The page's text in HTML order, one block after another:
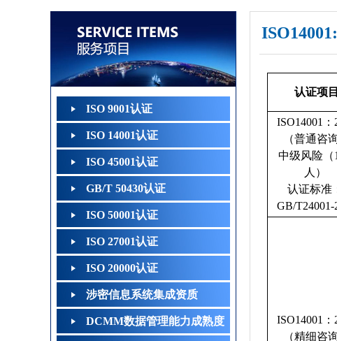
ISO 9001认证
ISO 14001认证
ISO 45001认证
GB/T 50430认证
ISO 50001认证
ISO 27001认证
ISO 20000认证
涉密信息系统集成资质
DCMM数据管理能力成熟度
认证项目
ISO14001：
（普通咨询
中级风险（
人）
认证标准
GB/T24001-
ISO14001：
（精细咨询